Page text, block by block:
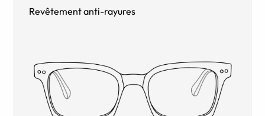
Revêtement anti-rayures